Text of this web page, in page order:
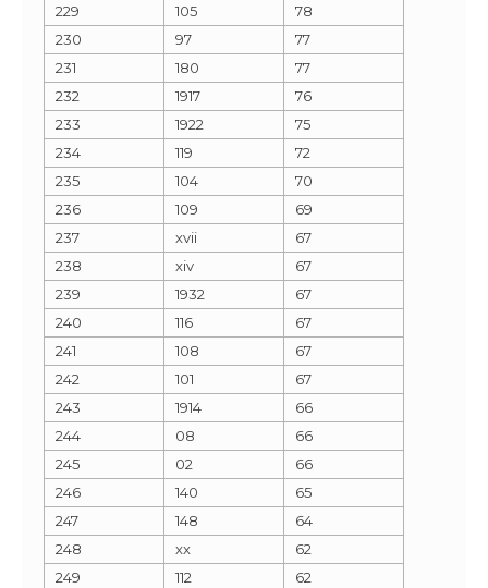
229
105
78
230
97
77
231
180
77
232
1917
76
233
1922
75
234
119
72
235
104
70
236
109
69
237
xvii
67
238
xiv
67
239
1932
67
240
116
67
241
108
67
242
101
67
243
1914
66
244
08
66
245
02
66
246
140
65
247
148
64
248
xx
62
249
112
62